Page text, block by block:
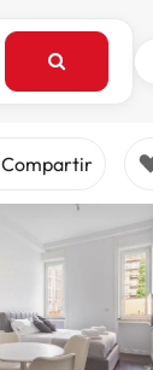
Compartir